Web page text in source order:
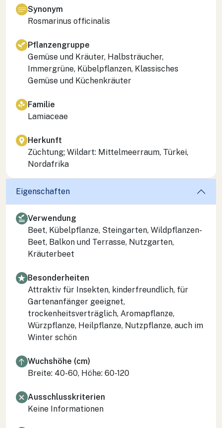
Synonym
Rosmarinus officinalis
Pflanzengruppe
Gemüse und Kräuter, Halbsträucher,
Immergrüne, Kübelpflanzen, Klassisches
Gemüse und Küchenkräuter
Familie
Lamiaceae
Herkunft
Züchtung; Wildart: Mittelmeerraum, Türkei,
Nordafrika
Eigenschaften
Verwendung
Beet, Kübelpflanze, Steingarten, Wildpflanzen-
Beet, Balkon und Terrasse, Nutzgarten,
Kräuterbeet
Besonderheiten
Attraktiv für Insekten, kinderfreundlich, für
Gartenanfänger geeignet,
trockenheitsverträglich, Aromapflanze,
Würzpflanze, Heilpflanze, Nutzpflanze, auch im
Winter schön
Wuchshöhe (cm)
Breite: 40-60, Höhe: 60-120
Ausschlusskriterien
Keine Informationen